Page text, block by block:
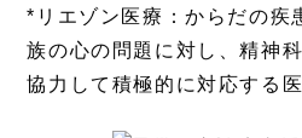
*リエゾン医療：からだの疾
族の心の問題に対し、精神
協力して積極的に対応する医